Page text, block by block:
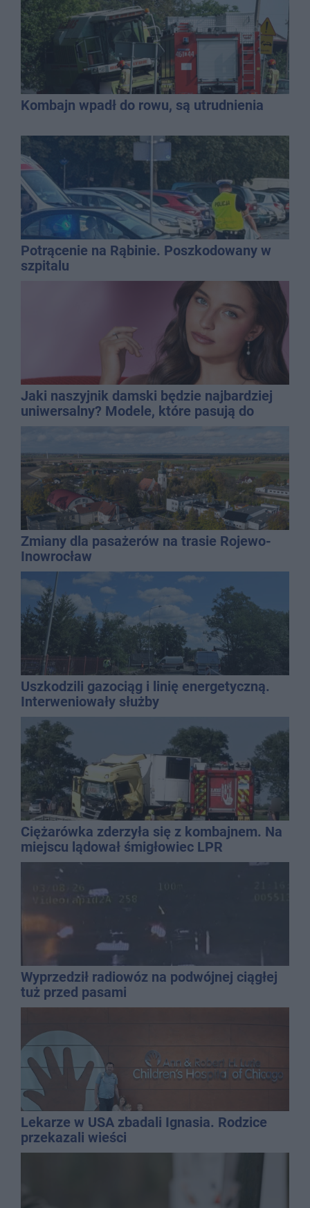
Kombajn wpadł do rowu, są utrudnienia
Potrącenie na Rąbinie. Poszkodowany w
szpitalu
Jaki naszyjnik damski będzie najbardziej
uniwersalny? Modele, które pasują do
wielu stylizacji
Zmiany dla pasażerów na trasie Rojewo-
Inowrocław
Uszkodzili gazociąg i linię energetyczną.
Interweniowały służby
Ciężarówka zderzyła się z kombajnem. Na
miejscu lądował śmigłowiec LPR
Wyprzedził radiowóz na podwójnej ciągłej
tuż przed pasami
Lekarze w USA zbadali Ignasia. Rodzice
przekazali wieści